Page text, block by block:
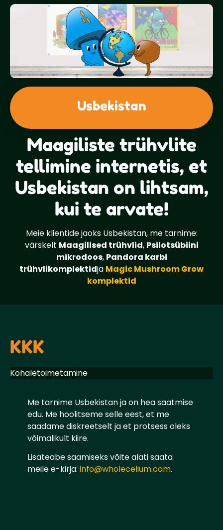
Usbekistan
Maagiliste trühvlite
tellimine internetis, et
Usbekistan on lihtsam,
kui te arvate!
Meie klientide jaoks Usbekistan, me tarnime:
värskelt Maagilised trühvlid, Psilotsübiini
mikrodoos, Pandora karbi
trühvlikomplektidja Magic Mushroom Grow
komplektid
KKK
Kohaletoimetamine
Me tarnime Usbekistan ja on hea saatmise
edu. Me hoolitseme selle eest, et me
saadame diskreetselt ja et protsess oleks
võimalikult kiire.
Lisateabe saamiseks võite alati saata
meile e-kirja: info@wholecelium.com.